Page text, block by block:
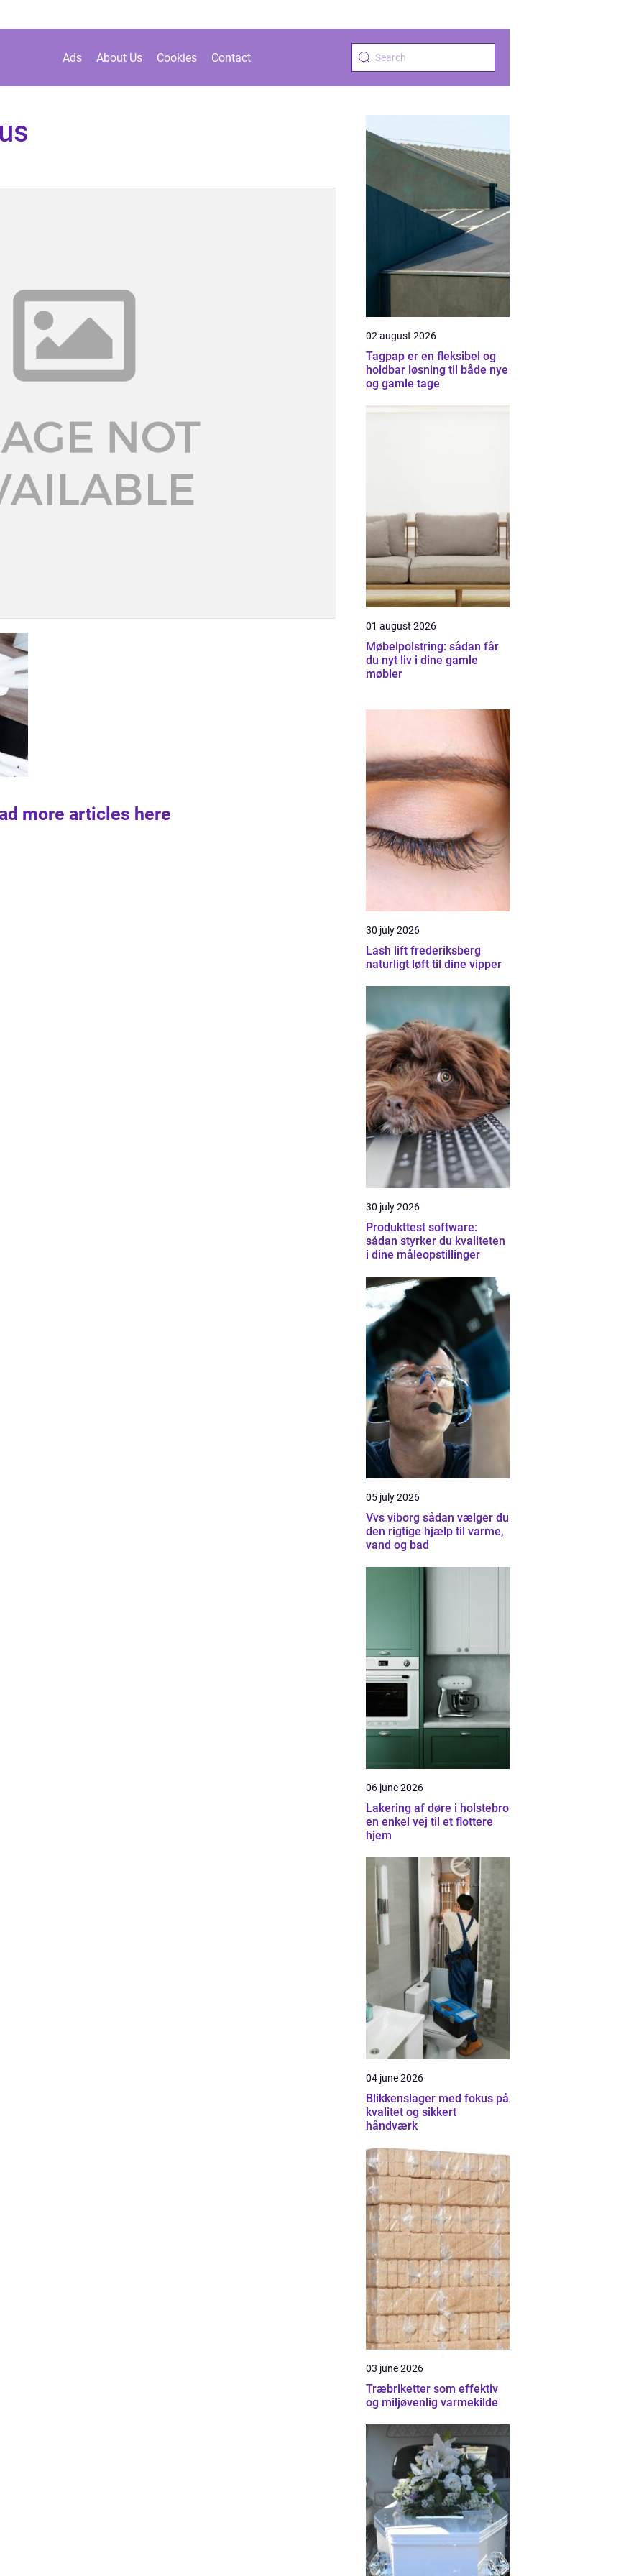
Ads About Us Cookies Contact
more articles here
02 august 2026
Tagpap er en fleksibel og
holdbar løsning til både nye
og gamle tage
01 august 2026
Møbelpolstring: sådan får
du nyt liv i dine gamle
møbler
30 july 2026
Lash lift frederiksberg
naturligt løft til dine vipper
30 july 2026
Produkttest software:
sådan styrker du kvaliteten
i dine måleopstillinger
05 july 2026
Vvs viborg sådan vælger du
den rigtige hjælp til varme,
vand og bad
06 june 2026
Lakering af døre i holstebro
en enkel vej til et flottere
hjem
04 june 2026
Blikkenslager med fokus på
kvalitet og sikkert
håndværk
03 june 2026
Træbriketter som effektiv
og miljøvenlig varmekilde